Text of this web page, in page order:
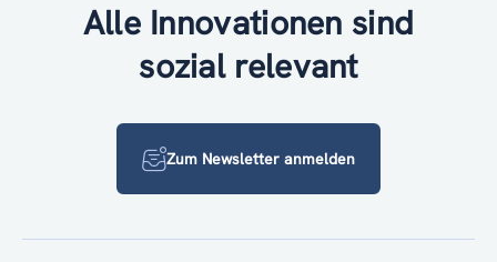
Alle Innovationen sind
sozial relevant
Zum Newsletter anmelden